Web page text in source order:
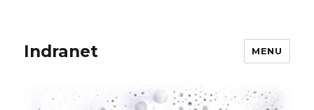
Indranet MENU